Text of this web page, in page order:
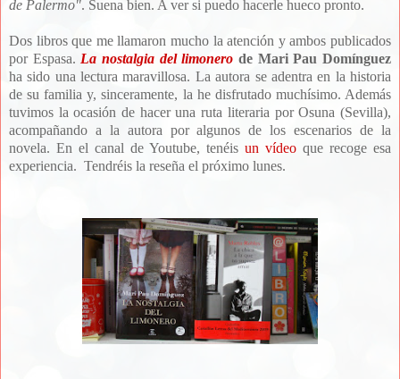
de Palermo". Suena bien. A ver si puedo hacerle hueco pronto.
Dos libros que me llamaron mucho la atención y ambos publicados
por Espasa. La nostalgia del limonero de Mari Pau Domínguez
ha sido una lectura maravillosa. La autora se adentra en la historia
de su familia y, sinceramente, la he disfrutado muchísimo. Además
tuvimos la ocasión de hacer una ruta literaria por Osuna (Sevilla),
acompañando a la autora por algunos de los escenarios de la
novela. En el canal de Youtube, tenéis un vídeo que recoge esa
experiencia. Tendréis la reseña el próximo lunes.